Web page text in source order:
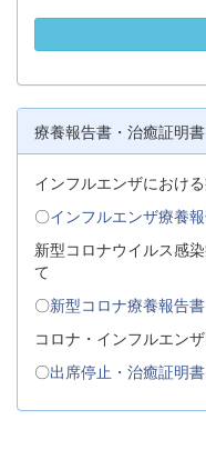
療養報告書・治癒証明書
インフルエンザにおけ
〇インフルエンザ療養
新型コロナウイルス感
て
〇新型コロナ療養報告書
コロナ・インフルエン
〇出席停止・治癒証明